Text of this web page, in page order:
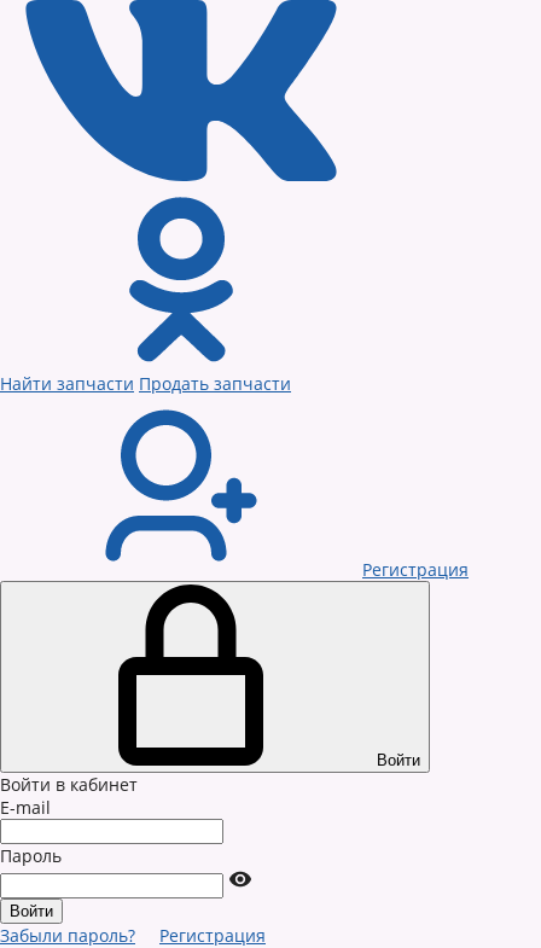
Найти запчасти Продать запчасти
Регистрация
Войти
Войти в кабинет
E-mail
Пароль
Забыли пароль? Регистрация